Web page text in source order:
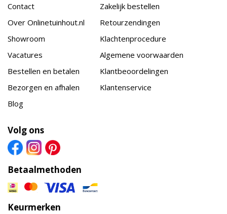
Contact
Over Onlinetuinhout.nl
Showroom
Vacatures
Bestellen en betalen
Bezorgen en afhalen
Blog
Zakelijk bestellen
Retourzendingen
Klachtenprocedure
Algemene voorwaarden
Klantbeoordelingen
Klantenservice
Volg ons
Betaalmethoden
Keurmerken